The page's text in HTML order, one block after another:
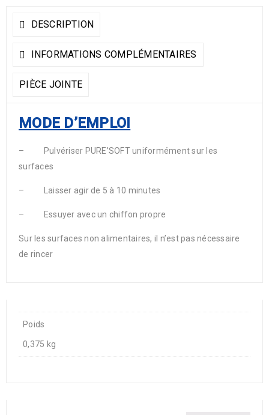
DESCRIPTION
INFORMATIONS COMPLÉMENTAIRES
PIÈCE JOINTE
MODE D’EMPLOI
– Pulvériser PURE’SOFT uniformément sur les
surfaces
– Laisser agir de 5 à 10 minutes
– Essuyer avec un chiffon propre
Sur les surfaces non alimentaires, il n’est pas nécessaire
de rincer
Poids
0,375 kg